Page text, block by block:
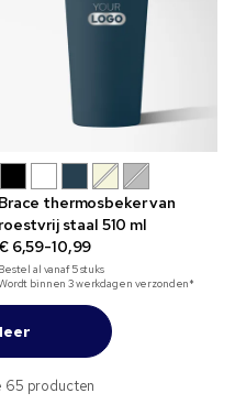
Brace thermosbeker van
roestvrij staal 510 ml
6,59-10,99
Bestel al vanaf5stuks
binnen 3 werkdagen verzonden*
65 producten